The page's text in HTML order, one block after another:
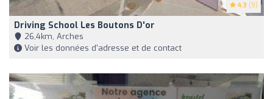
4.3 (9)
Driving School Les Boutons D'or
26,4km, Arches
Voir les données d'adresse et de contact